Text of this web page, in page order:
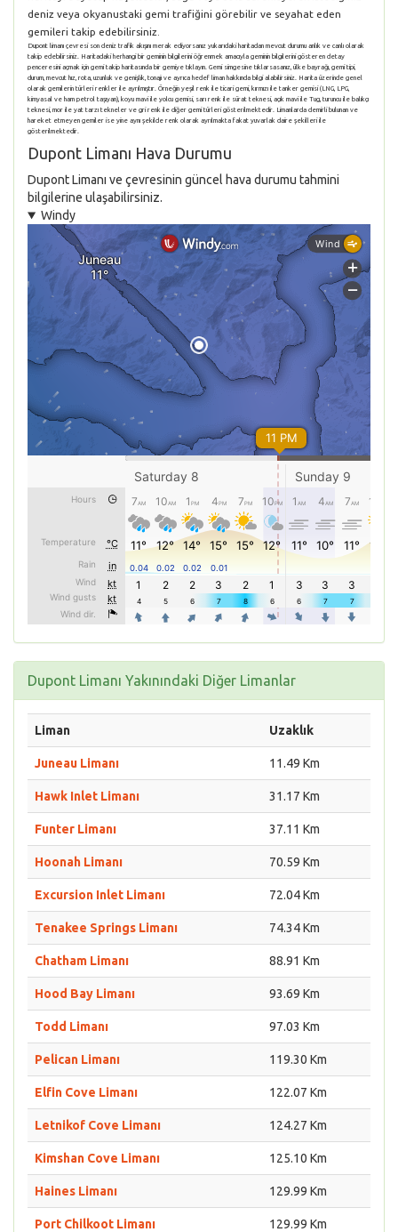
deniz veya okyanustaki gemi trafiğini görebilir ve seyahat eden
gemileri takip edebilirsiniz.
Dupont limanı çevresi son deniz trafik akışını merak ediyorsanız yukarıdaki haritadan mevcut durumu anlık ve canlı olarak
takip edebilirsiniz. Haritadaki herhangi bir geminin bilgilerini öğrenmek amacıyla geminin bilgilerini gösteren detay
penceresini açmak için gemi takip haritasında bir gemiye tıklayın. Gemi simgesine tıklarsasanız, ülke bayrağı, gemi tipi,
durum, mevcut hız, rota, uzunluk ve genişlik, tonajı ve ayrıca hedef liman hakkında bilgi alabilirsiniz. Harita üzerinde genel
olarak gemilerin türleri renkler ile ayrılmıştır. Örneğin yeşil renk ile ticari gemi, kırmızı ile tanker gemisi (LNG, LPG,
kimyasal ve ham petrol taşıyan), koyu mavi ile yolcu gemisi, sarı renk ile sürat teknesi, açık mavi ile Tug, turuncu ile balıkçı
teknesi, mor ile yat tarzı tekneler ve gri renk ile diğer gemi türleri gösterilmektedir. Limanlarda demirli bulunan ve
hareket etmeyen gemiler ise yine aynı şekilde renk olarak ayrılmakta fakat yuvarlak daire şekilleri ile
gösterilmektedir.
Dupont Limanı Hava Durumu
Dupont Limanı ve çevresinin güncel hava durumu tahmini
bilgilerine ulaşabilirsiniz.
Windy
Dupont Limanı Yakınındaki Diğer Limanlar
Liman Uzaklık
Juneau Limanı 11.49 Km
Hawk Inlet Limanı 31.17 Km
Funter Limanı 37.11 Km
Hoonah Limanı 70.59 Km
Excursion Inlet Limanı 72.04 Km
Tenakee Springs Limanı 74.34 Km
Chatham Limanı 88.91 Km
Hood Bay Limanı 93.69 Km
Todd Limanı 97.03 Km
Pelican Limanı 119.30 Km
Elfin Cove Limanı 122.07 Km
Letnikof Cove Limanı 124.27 Km
Kimshan Cove Limanı 125.10 Km
Haines Limanı 129.99 Km
Port Chilkoot Limanı 129.99 Km